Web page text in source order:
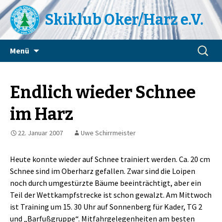
Skiklub Oker/Harz e.V.
Menü
Suchen
nach:
Endlich wieder Schnee
im Harz
22. Januar 2007 Uwe Schirrmeister
Heute konnte wieder auf Schnee trainiert werden. Ca. 20 cm
Schnee sind im Oberharz gefallen. Zwar sind die Loipen
noch durch umgestürzte Bäume beeinträchtigt, aber ein
Teil der Wettkampfstrecke ist schon gewalzt. Am Mittwoch
ist Training um 15. 30 Uhr auf Sonnenberg für Kader, TG 2
und „Barfußgruppe“. Mitfahrgelegenheiten am besten